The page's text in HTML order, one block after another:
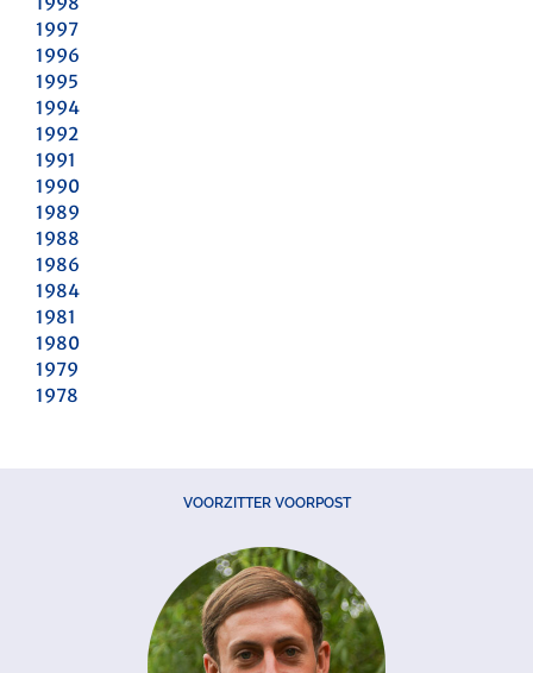
1997
1996
1995
1994
1992
1991
1990
1989
1988
1986
1984
1981
1980
1979
1978
VOORZITTER VOORPOST